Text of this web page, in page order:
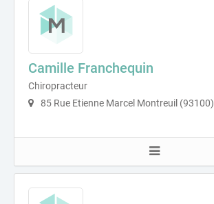
Camille Franchequin
Chiropracteur
85 Rue Etienne Marcel Montreuil (93100)